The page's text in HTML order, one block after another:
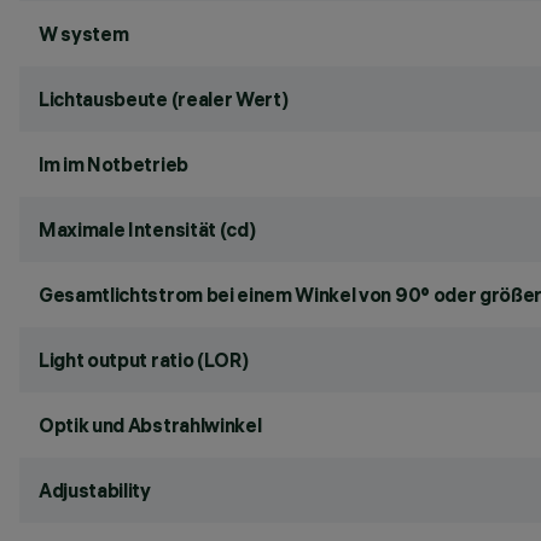
W system
Lichtausbeute (realer Wert)
lm im Notbetrieb
Maximale Intensität (cd)
Gesamtlichtstrom bei einem Winkel von 90° oder
Light output ratio (LOR)
Optik und Abstrahlwinkel
Adjustability